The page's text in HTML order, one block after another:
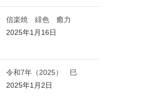
信楽焼 緋色 癒力
2025年1月16日
令和7年（2025） 巳
2025年1月2日